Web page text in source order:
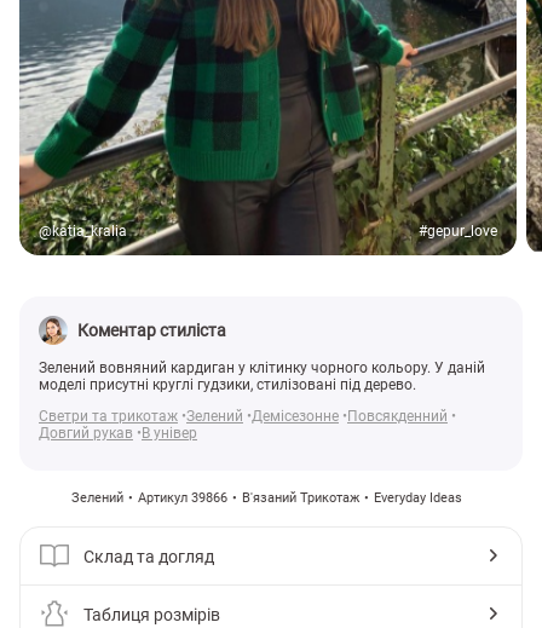
@katia_kralia #gepur_love
Коментар стиліста
Зелений вовняний кардиган у клітинку чорного кольору. У даній
моделі присутні круглі гудзики, стилізовані під дерево.
Светри та трикотаж Зелений Демісезонне
Повсякденний
Довгий рукав
В універ
Зелений Артикул 39866 В'язаний Трикотаж Everyday Ideas
Склад та догляд
Таблиця розмірів